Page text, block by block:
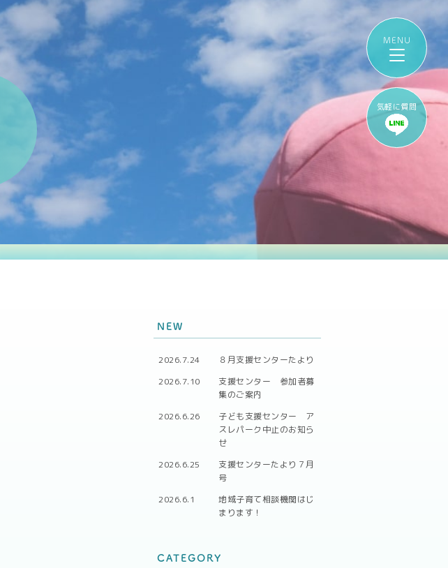
気軽に質問
NEW
2026.7.24
８月支援センターたより
2026.7.10
支援センター 参加者募
集のご案内
2026.6.26
子ども支援センター ア
スレパーク中止のお知ら
せ
2026.6.25
支援センターたより７月
号
2026.6.1
地域子育て相談機関はじ
まります！
CATEGORY